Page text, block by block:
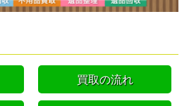
買取の流れ